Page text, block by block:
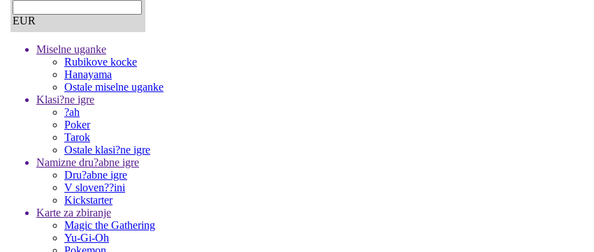
EUR
Miselne uganke
Rubikove kocke
Hanayama
Ostale miselne uganke
Klasi?ne igre
?ah
Poker
Tarok
Ostale klasi?ne igre
Namizne dru?abne igre
Dru?abne igre
V sloven??ini
Kickstarter
Karte za zbiranje
Magic the Gathering
Yu-Gi-Oh